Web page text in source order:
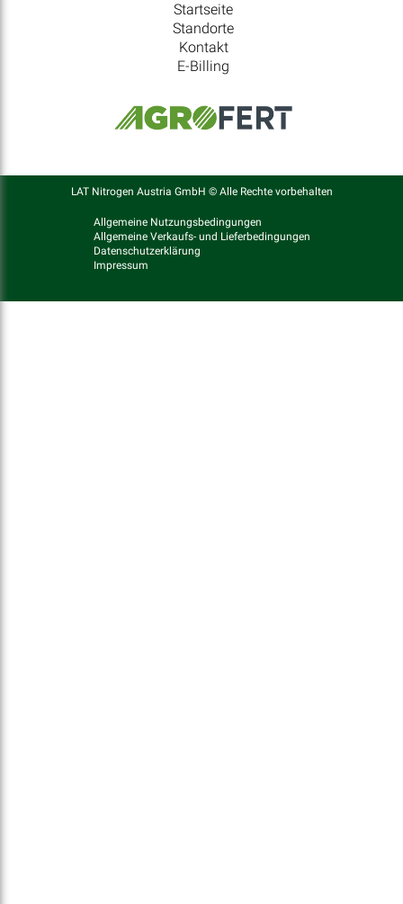
Startseite
Standorte
Kontakt
E-Billing
LAT Nitrogen Austria GmbH © Alle Rechte vorbehalten
Allgemeine Nutzungsbedingungen
Allgemeine Verkaufs- und Lieferbedingungen
Datenschutzerklärung
Impressum